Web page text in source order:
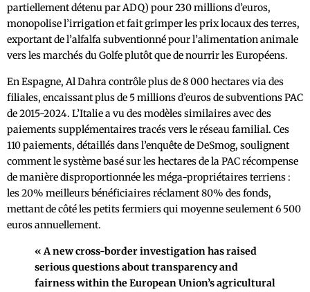
partiellement détenu par ADQ) pour 230 millions d’euros,
monopolise l’irrigation et fait grimper les prix locaux des terres,
exportant de l’alfalfa subventionné pour l’alimentation animale
vers les marchés du Golfe plutôt que de nourrir les Européens.
En Espagne, Al Dahra contrôle plus de 8 000 hectares via des
filiales, encaissant plus de 5 millions d’euros de subventions PAC
de 2015-2024. L’Italie a vu des modèles similaires avec des
paiements supplémentaires tracés vers le réseau familial. Ces
110 paiements, détaillés dans l’enquête de DeSmog, soulignent
comment le système basé sur les hectares de la PAC récompense
de manière disproportionnée les méga-propriétaires terriens :
les 20% meilleurs bénéficiaires réclament 80% des fonds,
mettant de côté les petits fermiers qui moyenne seulement 6 500
euros annuellement.
« A new cross-border investigation has raised
serious questions about transparency and
fairness within the European Union’s agricultural